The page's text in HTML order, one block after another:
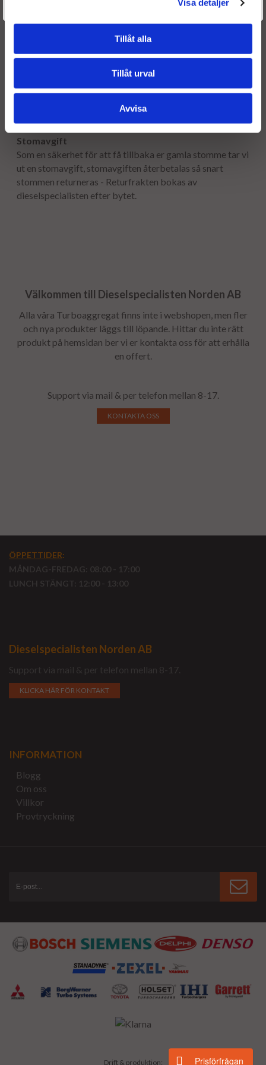
Visa detaljer
Tillåt alla
Tillåt urval
Avvisa
Leveranstiden normalt ca är 2-5 arbetsdagar.
Garanti:
Stomavgift
Som en säkerhet för att få tillbaka er gamla stomme tar vi
ut en stomavgift, stomavgiften återbetalas så snart
stommen returneras - Returfrakten bokas av
dieselspecialisten efter bytet.
Välkommen till Dieselspecialisten Norden AB
Alla våra Turboaggregat finns inte i webshopen, men fler
och nya produkter läggs till löpande. Hittar du inte rätt
produkt på hemsidan ber vi er kontakta oss för att erhålla
en offert.
Support via mail & per telefon mellan 8-17.
KONTAKTA OSS
ÖPPETTIDER:
MÅNDAG-FREDAG: 08:00 - 17:00
LUNCH STÄNGT: 12:00 - 13:00
Dieselspecialisten Norden AB
Support via mail & per telefon mellan 8-17.
KLICKA HÄR FÖR KONTAKT
INFORMATION
Blogg
Om oss
Villkor
Provtryckning
Drift & produktion:
Givetvis går det även bra att handla utan att logga in.
Prisförfrågan